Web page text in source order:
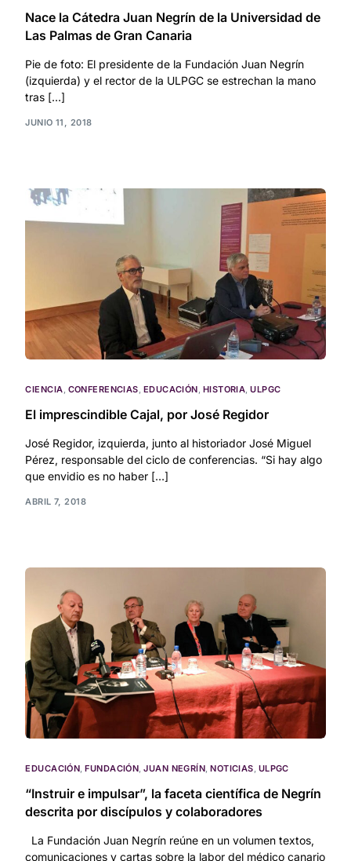
Nace la Cátedra Juan Negrín de la Universidad de
Las Palmas de Gran Canaria
Pie de foto: El presidente de la Fundación Juan Negrín
(izquierda) y el rector de la ULPGC se estrechan la mano
tras […]
JUNIO 11, 2018
CIENCIA, CONFERENCIAS, EDUCACIÓN, HISTORIA,ULPGC
El imprescindible Cajal, por José Regidor
José Regidor, izquierda, junto al historiador José Miguel
Pérez, responsable del ciclo de conferencias. “Si hay algo
que envidio es no haber […]
ABRIL 7, 2018
EDUCACIÓN,FUNDACIÓN,JUAN NEGRÍN,NOTICIAS, ULPGC
“Instruir e impulsar”, la faceta científica de Negrín
descrita por discípulos y colaboradores
La Fundación Juan Negrín reúne en un volumen textos,
comunicaciones y cartas sobre la labor del médico canario